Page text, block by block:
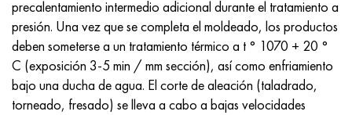
precalentamiento intermedio adicional durante el tratamiento a
presión. Una vez que se completa el moldeado, los productos
deben someterse a un tratamiento térmico a t ° 1070 + 20 °
С (exposición 3-5 min / mm sección), así como enfriamiento
bajo una ducha de agua. El corte de aleación (taladrado,
torneado, fresado) se lleva a cabo a bajas velocidades